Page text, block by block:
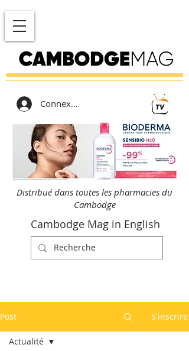
Connexion
Distribué dans toutes les pharmacies du
Cambodge
Cambodge Mag in English
Post S'inscrire
Actualité